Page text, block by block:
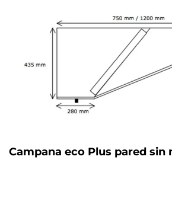
Campana eco Plus pared